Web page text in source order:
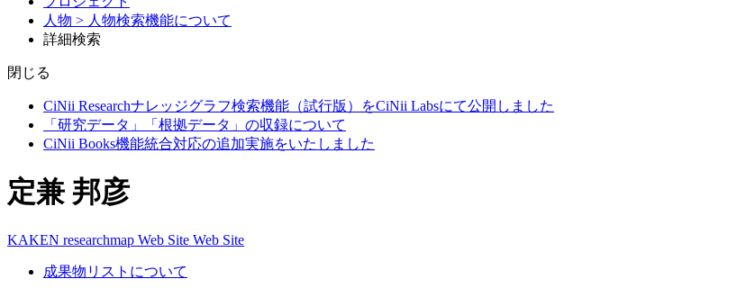
人物 > 人物検索機能について
詳細検索
閉じる
CiNii Researchナレッジグラフ検索機能（試行版）をCiNii Labsにて公開しました
「研究データ」「根拠データ」の収録について
CiNii Books機能統合対応の追加実施をいたしました
定兼 邦彦
KAKEN researchmap Web Site Web Site
成果物リストについて